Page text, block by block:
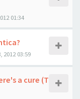
01:34
2012 03:59
a cure (T